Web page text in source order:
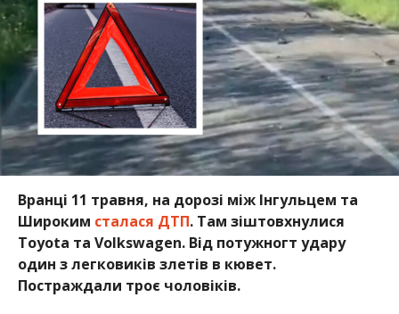
Вранці 11 травня, на дорозі між Інгульцем та
Широким сталася ДТП. Там зіштовхнулися
Toyota та Volkswagen. Від потужногт удару
один з легковиків злетів в кювет.
Постраждали троє чоловіків.